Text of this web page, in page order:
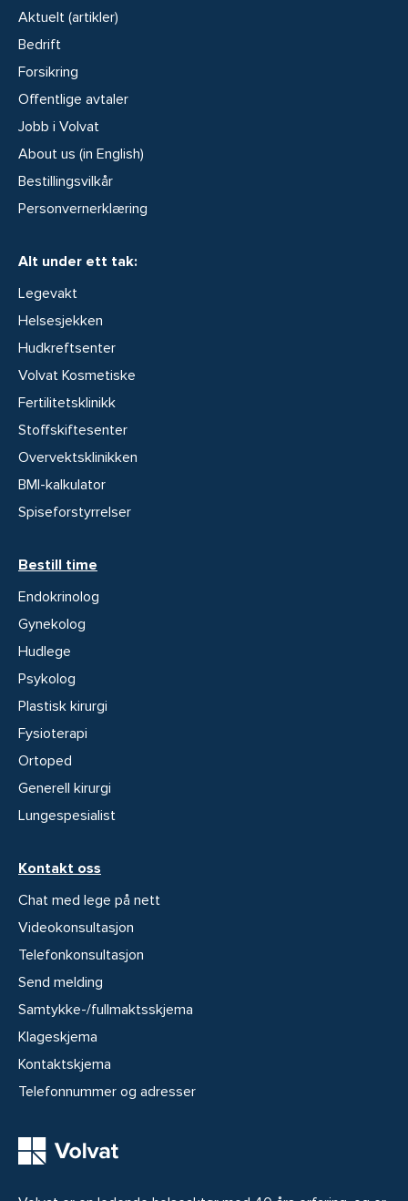
Aktuelt (artikler)
Bedrift
Forsikring
Offentlige avtaler
Jobb i Volvat
About us (in English)
Bestillingsvilkår
Personvernerklæring
Alt under ett tak:
Legevakt
Helsesjekken
Hudkreftsenter
Volvat Kosmetiske
Fertilitetsklinikk
Stoffskiftesenter
Overvektsklinikken
BMI-kalkulator
Spiseforstyrrelser
Bestill time
Endokrinolog
Gynekolog
Hudlege
Psykolog
Plastisk kirurgi
Fysioterapi
Ortoped
Generell kirurgi
Lungespesialist
Kontakt oss
Chat med lege på nett
Videokonsultasjon
Telefonkonsultasjon
Send melding
Samtykke-/fullmaktsskjema
Klageskjema
Kontaktskjema
Telefonnummer og adresser